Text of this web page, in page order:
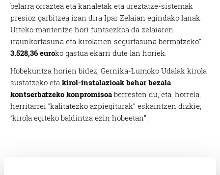
belarra orraztea eta kanaletak eta ureztatze-sistemak
presioz garbitzea izan dira Ipar Zelaian egindako lanak.
Urteko mantentze hori funtsezkoa da zelaiaren
iraunkortasuna eta kirolarien segurtasuna bermatzeko”.
3.528,36 euroko gastua ekarri dute lan horiek.
Hobekuntza horien bidez, Gernika-Lumoko Udalak kirola
sustatzeko etakirol-instalazioak behar bezala
kontserbatzeko konpromisoa berresten du, eta, horrela,
herritarrei “kalitatezko azpiegiturak” eskaintzen dizkie,
“kirola egiteko baldintza ezin hobeetan”.